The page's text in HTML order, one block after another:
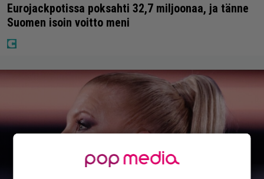
Eurojackpotissa poksahti 32,7 miljoonaa, ja tänne
Suomen isoin voitto meni